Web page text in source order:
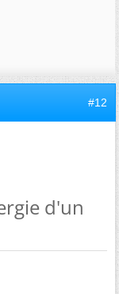
#12
d'un